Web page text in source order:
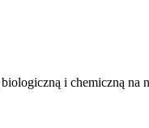
i chemiczną na